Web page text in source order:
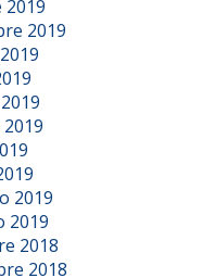
2019
2019
2019
2018
2018